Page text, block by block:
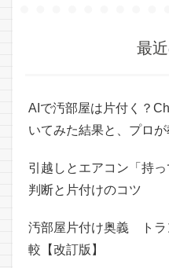
最
AIで汚部屋は片付く？
いてみた結果と、プロが
引越しとエアコン「持
判断と片付けのコツ
汚部屋片付け奥義 トラ
較【改訂版】